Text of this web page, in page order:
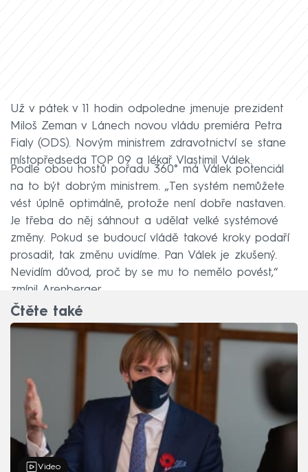
Už v pátek v 11 hodin odpoledne jmenuje prezident
Miloš Zeman v Lánech novou vládu premiéra Petra
Fialy (ODS). Novým ministrem zdravotnictví se stane
místopředseda TOP 09 a lékař Vlastimil Válek.
Podle obou hostů pořadu 360° má Válek potenciál
na to být dobrým ministrem. „Ten systém nemůžete
vést úplně optimálně, protože není dobře nastaven.
Je třeba do něj sáhnout a udělat velké systémové
změny. Pokud se budoucí vládě takové kroky podaří
prosadit, tak změnu uvidíme. Pan Válek je zkušený.
Nevidím důvod, proč by se mu to nemělo povést,“
zmínil Arenberger.
Čtěte také
Video